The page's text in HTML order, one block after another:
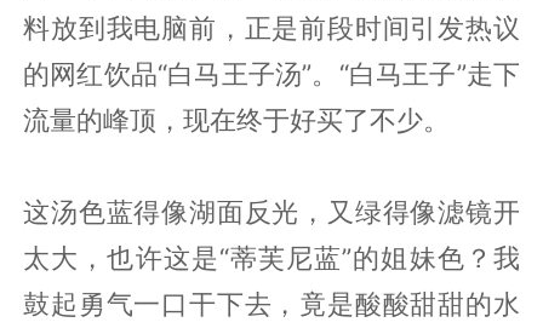
料放到我电脑前，正是前段时间引发热议
的网红饮品“白马王子汤”。“白马王子”走下
流量的峰顶，现在终于好买了不少。
这汤色蓝得像湖面反光，又绿得像滤镜开
太大，也许这是“蒂芙尼蓝”的姐妹色？我
鼓起勇气一口干下去，竟是酸酸甜甜的水